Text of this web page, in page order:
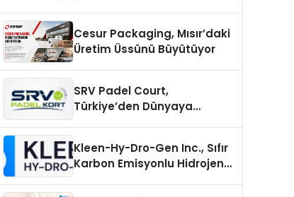
Cesur Packaging, Mısır’daki
Üretim Üssünü Büyütüyor
SRV Padel Court,
Türkiye’den Dünyaya
Kleen-Hy-Dro-Gen Inc., Sıfır
Karbon Emisyonlu Hidrojen